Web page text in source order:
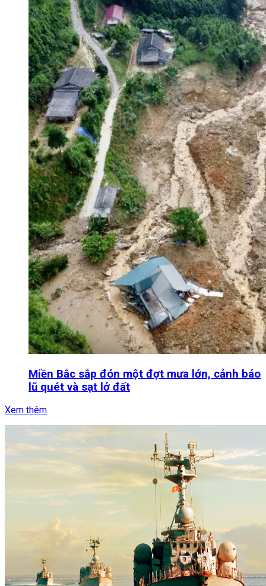
Miền Bắc sắp đón một đợt mưa lớn, cảnh báo
lũ quét và sạt lở đất
Xem thêm